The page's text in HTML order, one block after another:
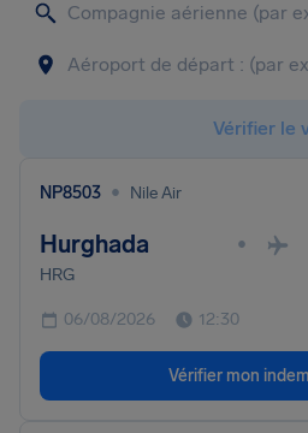
Vérifier le
NP8503 • Nile Air
Hurghada •
HRG
06/08/2026 12:30
Vérifier mon